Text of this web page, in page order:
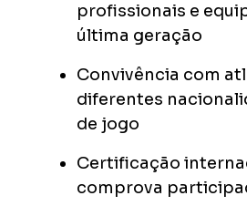
profissionais e
última geração
Convivência com
diferentes
de jogo
Certificação
comprova